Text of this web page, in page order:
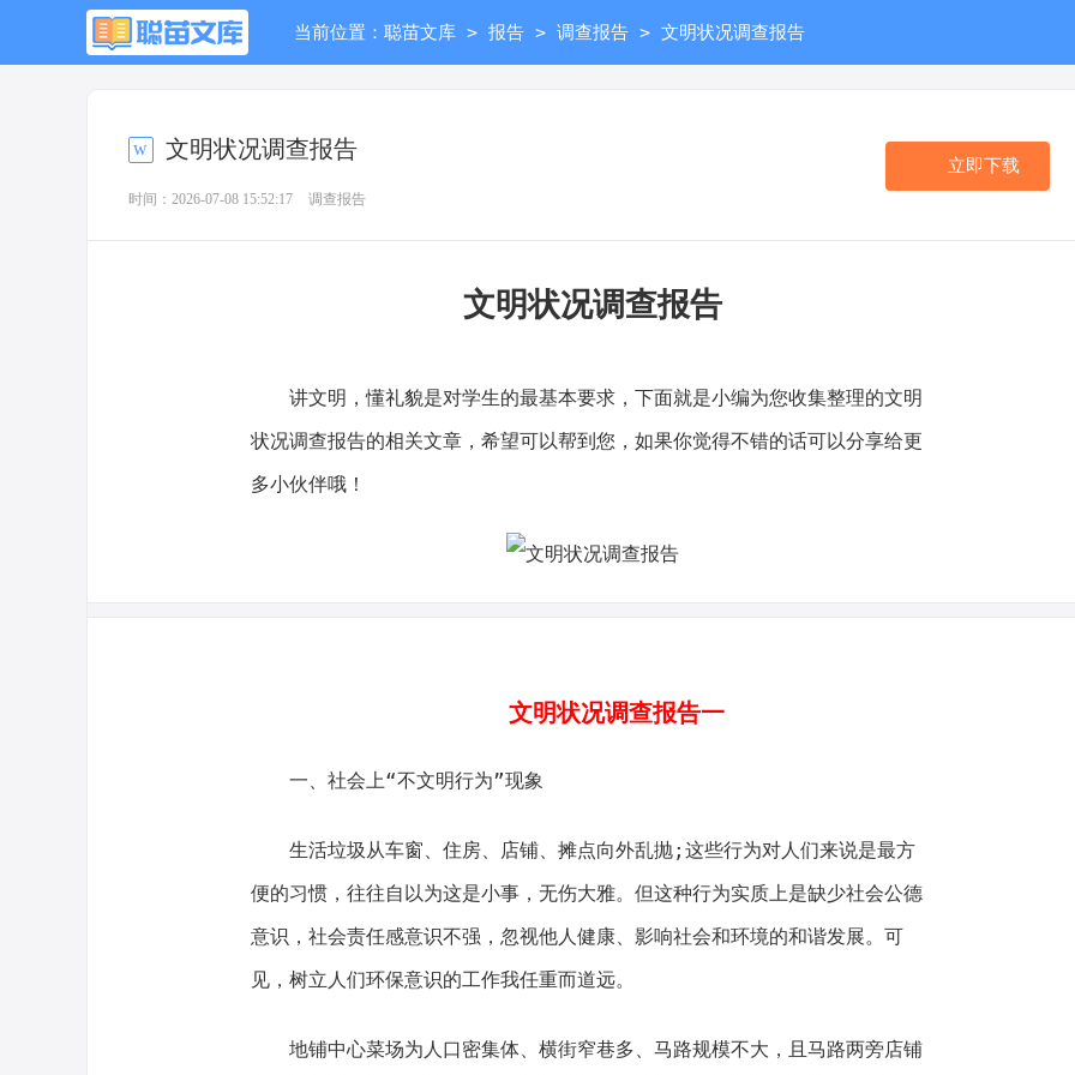
当前位置： 聪苗文库 > 报告 > 调查报告 > 文明状况调查报告
文明状况调查报告
时间：2026-07-08 15:52:17 调查报告
立即下载
文明状况调查报告
讲文明，懂礼貌是对学生的最基本要求，下面就是小编为您收集整理的文明
状况调查报告的相关文章，希望可以帮到您，如果你觉得不错的话可以分享给更
多小伙伴哦！
文明状况调查报告一
一、社会上“不文明行为”现象
生活垃圾从车窗、住房、店铺、摊点向外乱抛;这些行为对人们来说是最方
便的习惯，往往自以为这是小事，无伤大雅。但这种行为实质上是缺少社会公德
意识，社会责任感意识不强，忽视他人健康、影响社会和环境的和谐发展。可
见，树立人们环保意识的工作我任重而道远。
地铺中心菜场为人口密集体、横街窄巷多、马路规模不大，且马路两旁店铺